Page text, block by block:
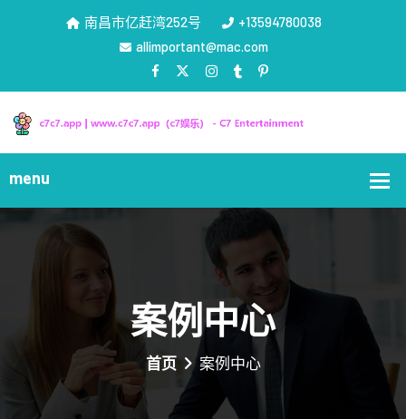
南昌市亿赶湾252号
+13594780038
allimportant@mac.com
案例中心
首页 案例中心